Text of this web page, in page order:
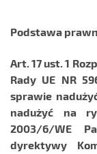
Podstawa
Art. 17 ust. 1
Rady UE NR
sprawie
nadużyć na
2003/6/WE
dyrektywy